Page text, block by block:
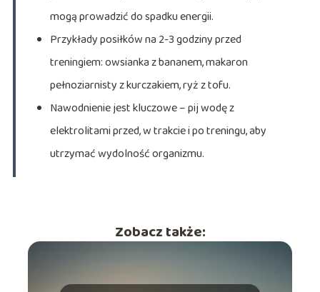
mogą prowadzić do spadku energii.
Przykłady posiłków na 2-3 godziny przed
treningiem: owsianka z bananem, makaron
pełnoziarnisty z kurczakiem, ryż z tofu.
Nawodnienie jest kluczowe – pij wodę z
elektrolitami przed, w trakcie i po treningu, aby
utrzymać wydolność organizmu.
Zobacz także: